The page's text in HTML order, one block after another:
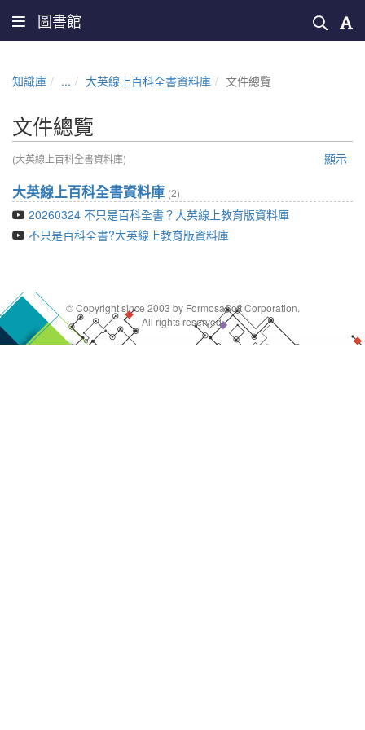
圖書館
知識庫 ... 大英線上百科全書資料庫 文件總覽
文件總覽
(大英線上百科全書資料庫) 顯示
大英線上百科全書資料庫 (2)
20260324 不只是百科全書？大英線上教育版資料庫
不只是百科全書?大英線上教育版資料庫
© Copyright since 2003 by FormosaSoft Corporation.
All rights reserved.